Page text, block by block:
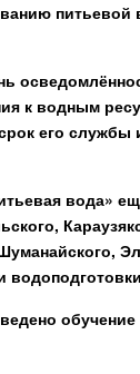
к водным
его службы
вода»
обучение